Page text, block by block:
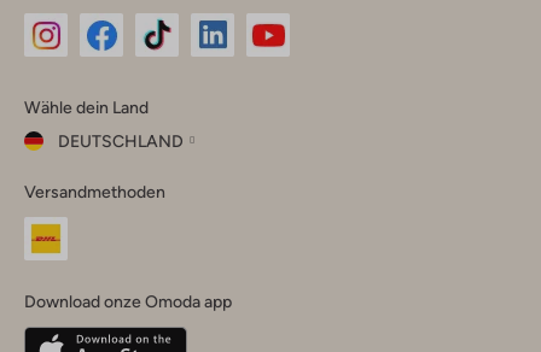
Instagram
Facebook
TikTok
Wähle dein Land
DEUTSCHLAND
dein
Land
Belgique(Français)
Versandmethoden
Download onze Omoda app